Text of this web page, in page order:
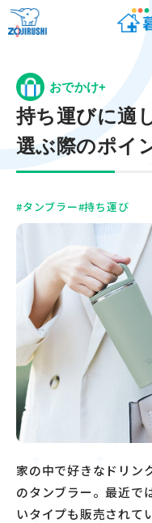
おでかけ+
持ち運びに適
選ぶ際のポイ
#タンブラー#持ち運び
家の中で好きなドリン
のタンブラー。最近で
いタイプも販売されて